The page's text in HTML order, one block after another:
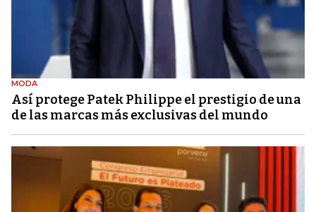
MODA
Así protege Patek Philippe el prestigio de una
de las marcas más exclusivas del mundo